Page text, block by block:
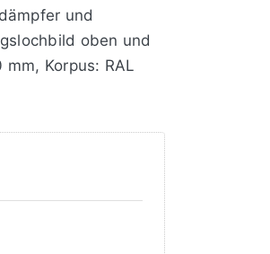
und
oben und
Korpus: RAL